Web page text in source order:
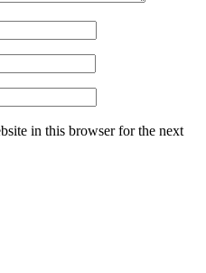
in this browser for the next